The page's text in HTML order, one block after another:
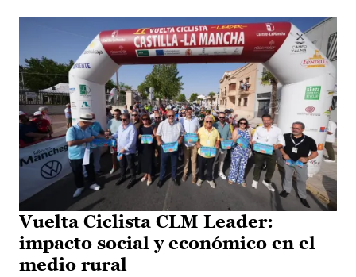
Vuelta Ciclista CLM Leader:
impacto social y económico en el
medio rural